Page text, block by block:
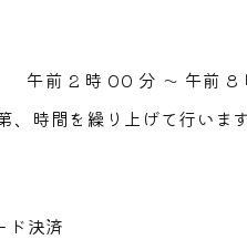
午前 2 時 00 分 ～ 午前 8
時間を繰り上げて行います
決済